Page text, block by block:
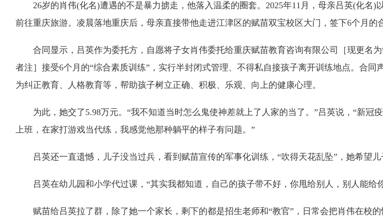
26岁的肖伟(化名)遭遇的不是暴力掳走，他落入温柔的圈套。2025年11月，母亲吕英(化名)
前往重庆旅游。凌晨落地重庆后，母亲直接带他走进江津区的赋苗双宝校区大门，签下6个月的
合同显示，吕英作为委托方，自愿将子女肖伟委托给重庆赋苗教育咨询有限公司［现更名
者注］接受6个月的“综合素质训练”，实行半封闭式管理、不得私自接孩子离开训练地点。合同
为纠正教育、人格教育等，帮助孩子树立正确、积极、乐观、向上的健康心理。
为此，她交了5.98万元。“我不知道当时怎么鬼使神差就上了人家的当了。”吕英说，“新冠
上班，在家打游戏当代练，我感觉他那种躺平的样子有问题。”
吕英还一直遗憾，儿子没当过兵，看到赋苗宣传的军事化训练，“吹得天花乱坠”，她希望儿
吕英在幼儿园和小学代过课，“其实我都知道，自己的孩子带不好，你甩给别人，别人能给
赋苗给吕英拉了群，除了她一个家长，剩下的都是招生老师和“教官”，日常会把肖伟在校的